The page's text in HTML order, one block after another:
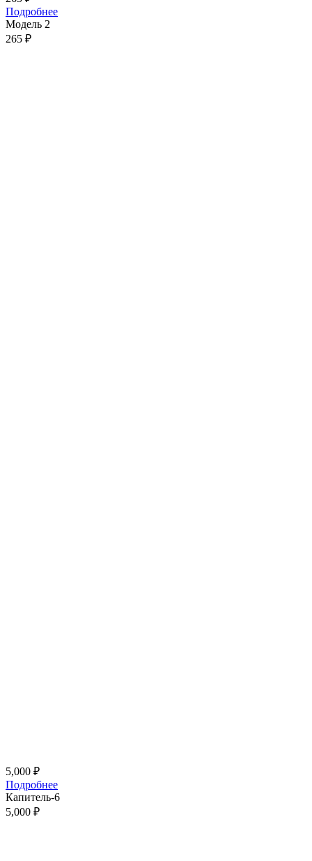
Подробнее
Модель 2
265 ₽
5,000 ₽
Подробнее
Капитель-6
5,000 ₽